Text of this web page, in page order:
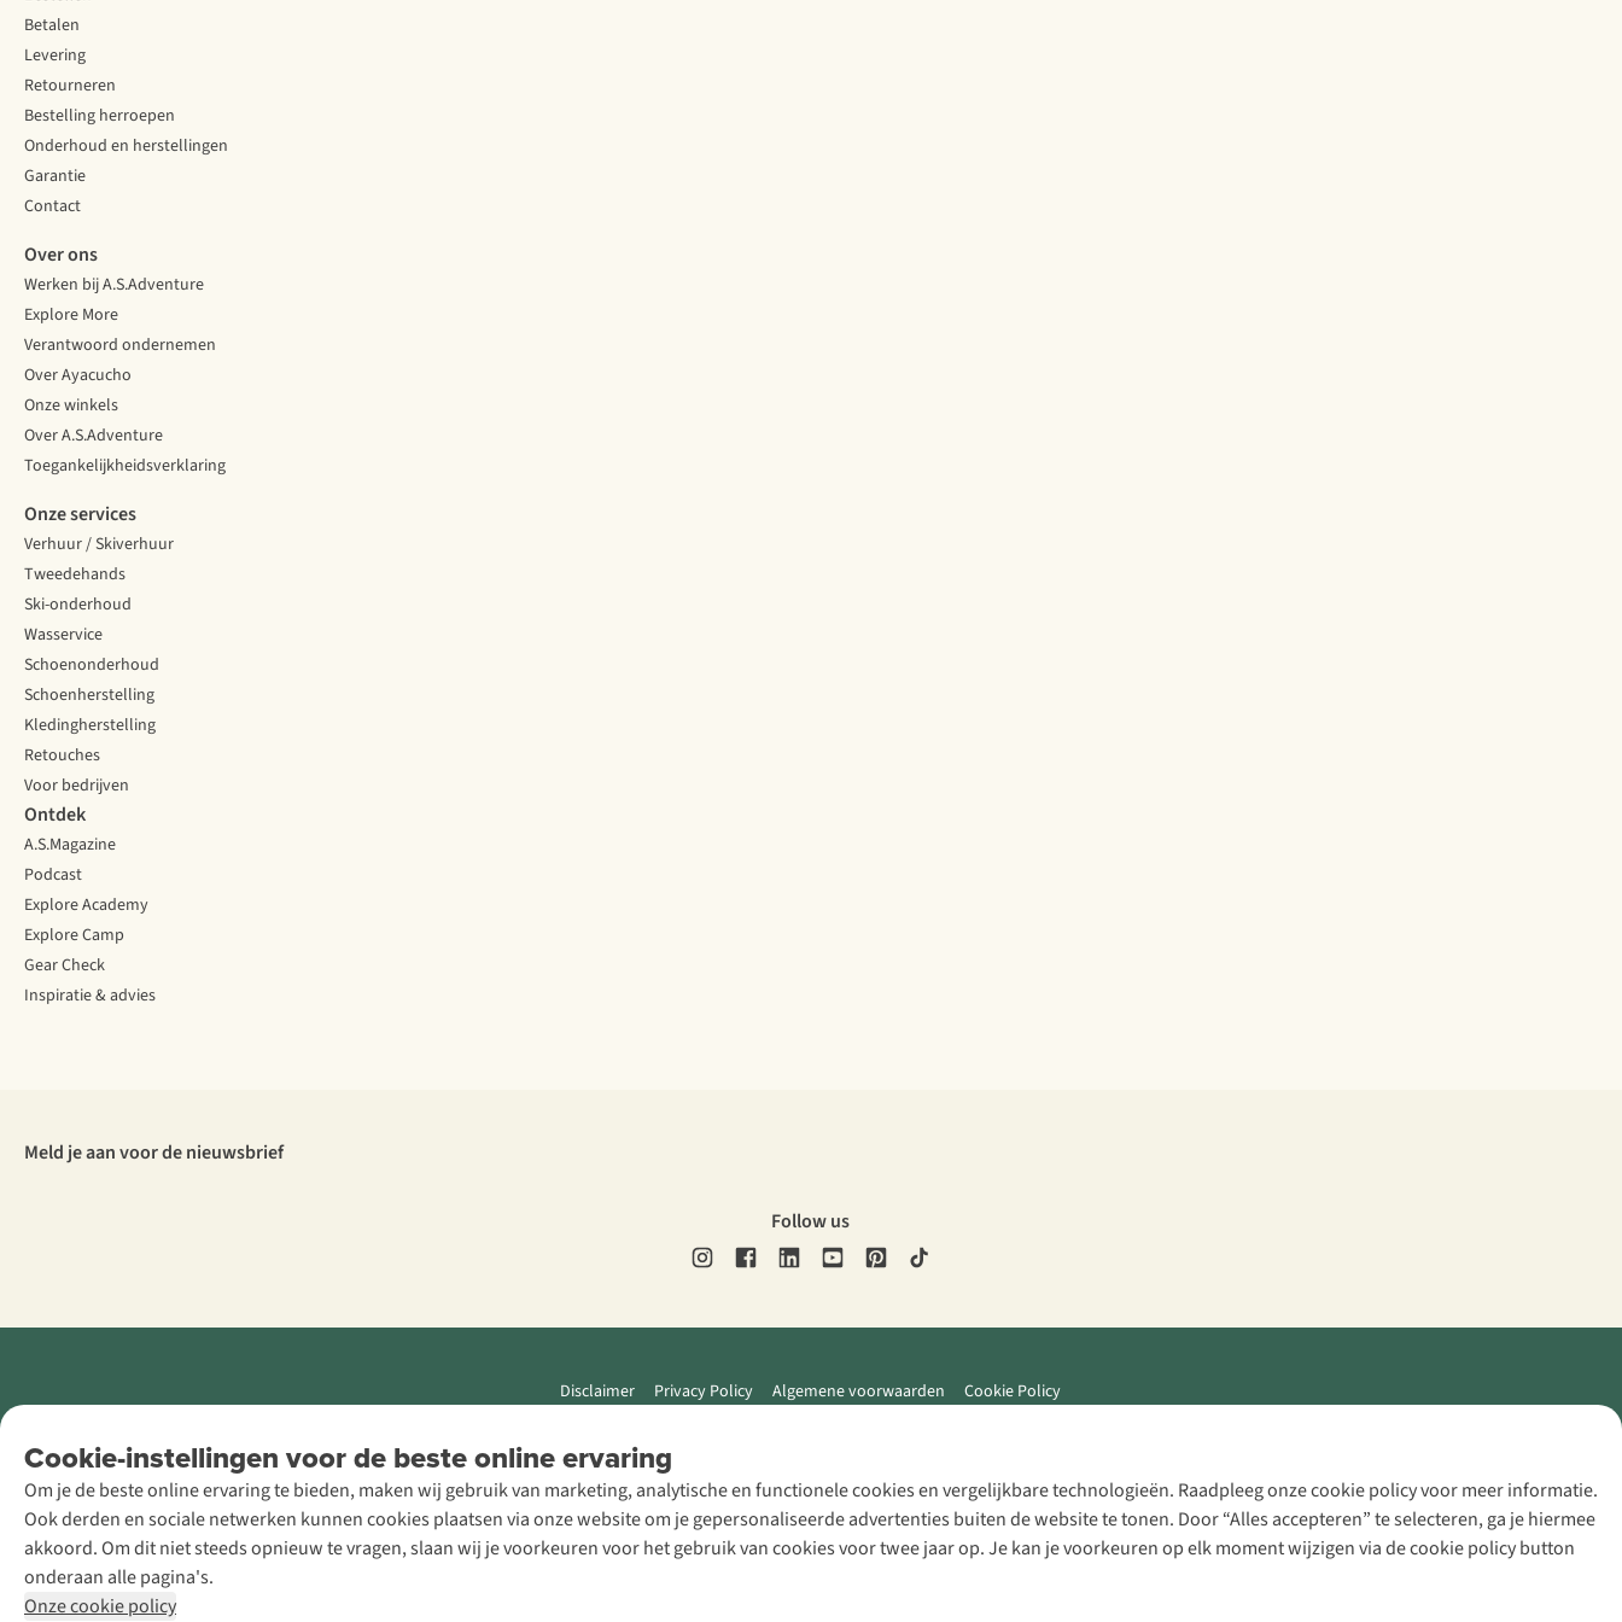
Cookie-instellingen voor de beste online ervaring
Om je de beste online ervaring te bieden, maken wij gebruik van marketing, analytische en functionele cookies en vergelijkbare technologieën. Raadpleeg onze cookie policy voor meer informatie.
Ook derden en sociale netwerken kunnen cookies plaatsen via onze website om je gepersonaliseerde advertenties buiten de website te tonen. Door “Alles accepteren” te selecteren, ga je hiermee
akkoord. Om dit niet steeds opnieuw te vragen, slaan wij je voorkeuren voor het gebruik van cookies voor twee jaar op. Je kan je voorkeuren op elk moment wijzigen via de cookie policy button
onderaan alle pagina's.
Onze cookie policy
Betalen
Levering
Retourneren
Bestelling herroepen
Onderhoud en herstellingen
Garantie
Contact
Over ons
Werken bij A.S.Adventure
Explore More
Verantwoord ondernemen
Over Ayacucho
Onze winkels
Over A.S.Adventure
Toegankelijkheidsverklaring
Onze services
Verhuur / Skiverhuur
Tweedehands
Ski-onderhoud
Wasservice
Schoenonderhoud
Schoenherstelling
Kledingherstelling
Retouches
Voor bedrijven
Ontdek
A.S.Magazine
Podcast
Explore Academy
Explore Camp
Gear Check
Inspiratie & advies
Meld je aan voor de nieuwsbrief
Follow us
Disclaimer Privacy Policy Algemene voorwaarden Cookie Policy
Retail Concepts
NV,
Smallandlaan
9, B-2660
Hoboken
+32 (0)3 828
30 15